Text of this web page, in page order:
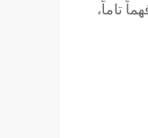
تاماً،